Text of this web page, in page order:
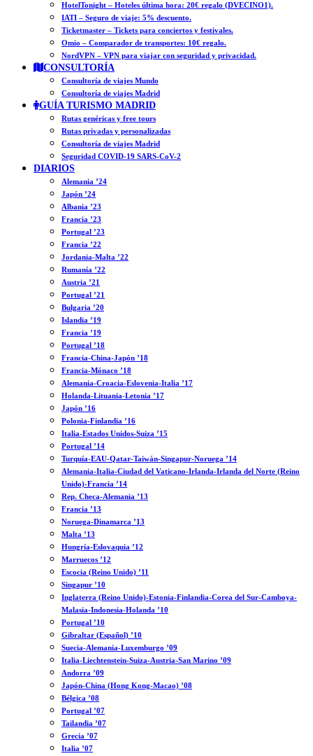
HotelTonight – Hoteles última hora: 20€ regalo (DVECINO1).
IATI – Seguro de viaje: 5% descuento.
Ticketmaster – Tickets para conciertos y festivales.
Omio – Comparador de transportes: 10€ regalo.
NordVPN – VPN para viajar con seguridad y privacidad.
CONSULTORÍA
Consultoría de viajes Mundo
Consultoría de viajes Madrid
GUÍA TURISMO MADRID
Rutas genéricas y free tours
Rutas privadas y personalizadas
Consultoría de viajes Madrid
Seguridad COVID-19 SARS-CoV-2
DIARIOS
Alemania ’24
Japón ’24
Albania ’23
Francia ’23
Portugal ’23
Francia ’22
Jordania-Malta ’22
Rumanía ’22
Austria ’21
Portugal ’21
Bulgaria ’20
Islandia ’19
Francia ’19
Portugal ’18
Francia-China-Japón ’18
Francia-Mónaco ’18
Alemania-Croacia-Eslovenia-Italia ’17
Holanda-Lituania-Letonia ’17
Japón ’16
Polonia-Finlandia ’16
Italia-Estados Unidos-Suiza ’15
Portugal ’14
Turquía-EAU-Qatar-Taiwán-Singapur-Noruega ’14
Alemania-Italia-Ciudad del Vaticano-Irlanda-Irlanda del Norte (Reino
Unido)-Francia ’14
Rep. Checa-Alemania ’13
Francia ’13
Noruega-Dinamarca ’13
Malta ’13
Hungría-Eslovaquia ’12
Marruecos ’12
Escocia (Reino Unido) ’11
Singapur ’10
Inglaterra (Reino Unido)-Estonia-Finlandia-Corea del Sur-Camboya-
Malasia-Indonesia-Holanda ’10
Portugal ’10
Gibraltar (Español) ’10
Suecia-Alemania-Luxemburgo ’09
Italia-Liechtenstein-Suiza-Austria-San Marino ’09
Andorra ’09
Japón-China (Hong Kong-Macao) ’08
Bélgica ’08
Portugal ’07
Tailandia ’07
Grecia ’07
Italia ’07